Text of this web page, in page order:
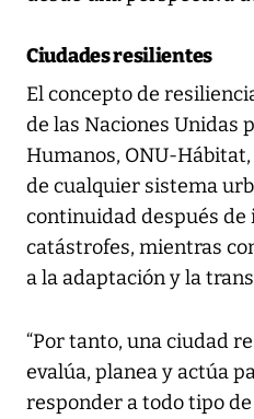
Ciudades resilientes
El concepto de
de las Naciones Unidas
Humanos, ONU-
de cualquier sistema
continuidad después de
catástrofes, mientras
a la adaptación y la
“Por tanto, una ciudad
evalúa, planea y actúa
responder a todo tipo